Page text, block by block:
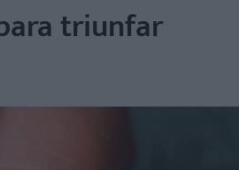
triunfar